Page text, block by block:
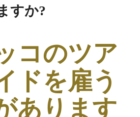
すか?
コのツア
ドを雇う